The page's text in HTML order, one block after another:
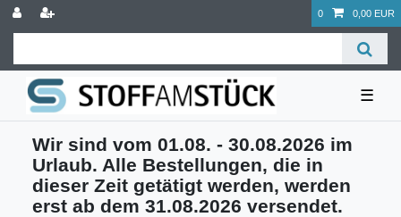
0 0,00 EUR
☰
Wir sind vom 01.08. - 30.08.2026 im
Urlaub. Alle Bestellungen, die in
dieser Zeit getätigt werden, werden
erst ab dem 31.08.2026 versendet.